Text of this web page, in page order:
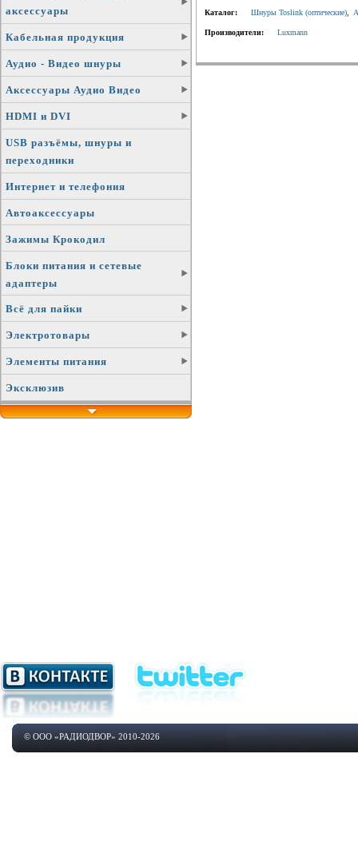
аксессуары
Кабельная продукция
Аудио - Видео шнуры
Аксессуары Аудио Видео
HDMI и DVI
USB разъёмы, шнуры и
переходники
Интернет и телефония
Автоаксессуары
Зажимы Крокодил
Блоки питания и сетевые
адаптеры
Всё для пайки
Электротовары
Элементы питания
Эксклюзив
Каталог: Шнуры Toslink (оптические)
Производители: Luxmann
© ООО «РАДИОДВОР» 2010-2026